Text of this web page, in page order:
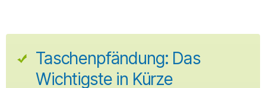
Taschenpfändung: Das
Wichtigste in Kürze